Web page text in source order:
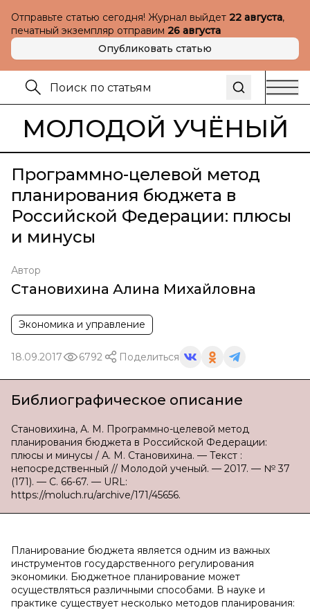
Отправьте статью сегодня! Журнал выйдет 22 августа,
печатный экземпляр отправим 26 августа
Опубликовать статью
МОЛОДОЙ УЧЁНЫЙ
Программно-целевой метод
планирования бюджета в
Российской Федерации: плюсы
и минусы
Автор
Становихина Алина Михайловна
Экономика и управление
18.09.2017 6792 Поделиться
Библиографическое описание
Становихина, А. М. Программно-целевой метод
планирования бюджета в Российской Федерации:
плюсы и минусы / А. М. Становихина. — Текст :
непосредственный // Молодой ученый. — 2017. — № 37
(171). — С. 66-67. — URL:
https://moluch.ru/archive/171/45656.
Планирование бюджета является одним из важных
инструментов государственного регулирования
экономики. Бюджетное планирование может
осуществляться различными способами. В науке и
практике существует несколько методов планирования: